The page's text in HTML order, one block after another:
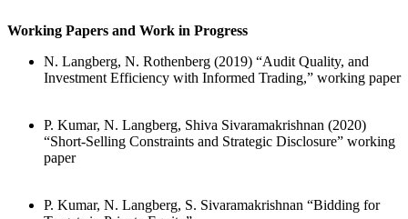
Working Papers and Work in Progress
N. Langberg, N. Rothenberg (2019) “Audit Quality, and
Investment Efficiency with Informed Trading,” working paper
P. Kumar, N. Langberg, Shiva Sivaramakrishnan (2020)
“Short-Selling Constraints and Strategic Disclosure” working
paper
P. Kumar, N. Langberg, S. Sivaramakrishnan “Bidding for